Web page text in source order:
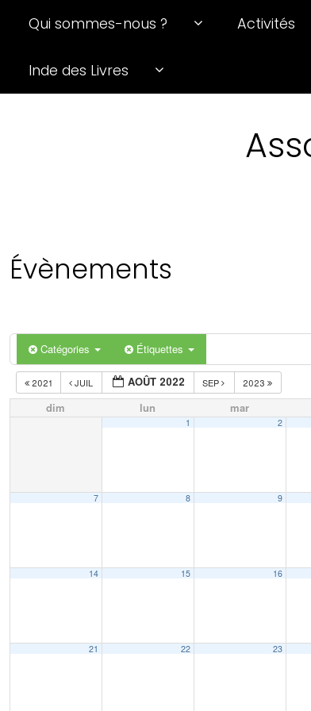
Qui sommes-nous ? Activités
Inde des Livres
Évènements
Catégories Étiquettes
2021 JUIL AOÛT 2022 SEP 2023
dim lun mar
1 2
7 8 9
14 15 16
21 22 23